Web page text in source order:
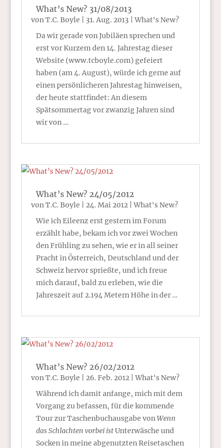
What’s New? 31/08/2013
vonT.C. Boyle 31. Aug. 2013 |What's New?
Da wir gerade von Jubiläen sprechen und
erst vor Kurzem den 14. Jahrestag dieser
Website (www.tcboyle.com) gefeiert
haben (am 4. August), würde ich gerne auf
einen persönlicheren Jahrestag hinweisen,
der heute stattfindet: An diesem
Spätsommertag vor zwanzig Jahren sind
wir von …
What’s New? 24/05/2012
vonT.C. Boyle 24. Mai 2012|What's New?
Wie ich Eileenz erst gestern im Forum
erzählt habe, bekam ich vor zwei Wochen
den Frühling zu sehen, wie er in all seiner
Pracht in Österreich, Deutschland und der
Schweiz hervor sprießte, und ich freue
mich darauf, bald zu erleben, wie die
Jahreszeit auf 2.194 Metern Höhe in der …
What’s New? 26/02/2012
vonT.C. Boyle 26. Feb. 2012|What's New?
Während ich damit anfange, mich mit dem
Vorgang zu befassen, für die kommende
Tour zur Taschenbuchausgabe vonWenn
das Schlachten vorbei istUnterwäsche und
Socken in meine abgenutzten Reisetaschen